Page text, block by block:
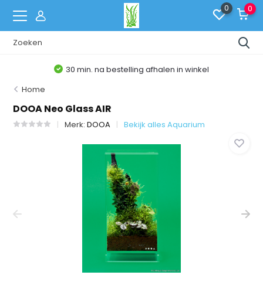
0 0
afhalen in winkel
Home
DOOA Neo Glass AIR
Merk:DOOA Bekijk alles Aquarium